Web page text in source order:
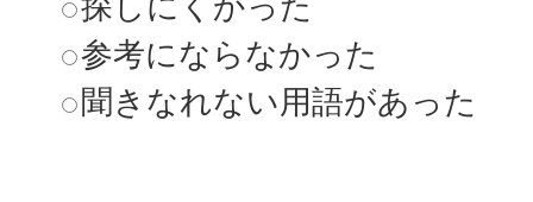
参考にならなかった
聞きなれない用語があった